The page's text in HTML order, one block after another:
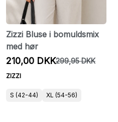
Zizzi Bluse i bomuldsmix
med hør
210,00 DKK299,95 DKK
ZIZZI
S (42-44) XL (54-56)